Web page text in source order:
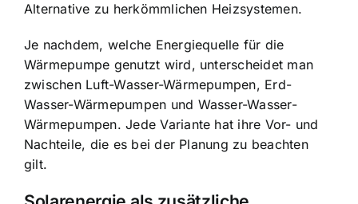
Alternative zu herkömmlichen Heizsystemen.
Je nachdem, welche Energiequelle für die
Wärmepumpe genutzt wird, unterscheidet man
zwischen Luft-Wasser-Wärmepumpen, Erd-
Wasser-Wärmepumpen und Wasser-Wasser-
Wärmepumpen. Jede Variante hat ihre Vor- und
Nachteile, die es bei der Planung zu beachten
gilt.